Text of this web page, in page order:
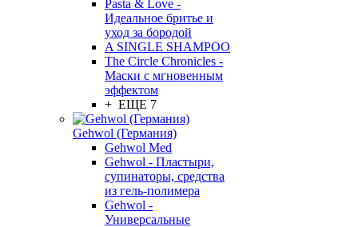
Pasta & Love -
Идеальное бритье и
уход за бородой
A SINGLE SHAMPOO
The Circle Chronicles -
Маски с мгновенным
эффектом
+ ЕЩЕ 7
Gehwol (Германия)
Gehwol Med
Gehwol - Пластыри,
супинаторы, средства
из гель-полимера
Gehwol -
Универсальные